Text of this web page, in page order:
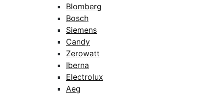
Blomberg
Bosch
Siemens
Candy
Zerowatt
Iberna
Electrolux
Aeg